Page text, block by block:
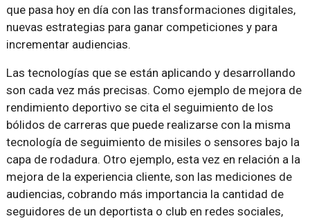
que pasa hoy en día con las transformaciones digitales,
nuevas estrategias para ganar competiciones y para
incrementar audiencias.
Las tecnologías que se están aplicando y desarrollando
son cada vez más precisas. Como ejemplo de mejora de
rendimiento deportivo se cita el seguimiento de los
bólidos de carreras que puede realizarse con la misma
tecnología de seguimiento de misiles o sensores bajo la
capa de rodadura. Otro ejemplo, esta vez en relación a la
mejora de la experiencia cliente, son las mediciones de
audiencias, cobrando más importancia la cantidad de
seguidores de un deportista o club en redes sociales,